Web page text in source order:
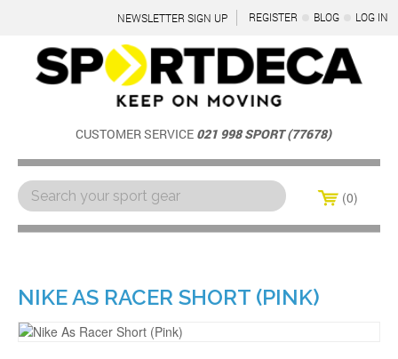
NEWSLETTER SIGN UP REGISTER BLOG LOG IN
CUSTOMER SERVICE 021 998 SPORT (77678)
0
Menu
NIKE AS RACER SHORT (PINK)